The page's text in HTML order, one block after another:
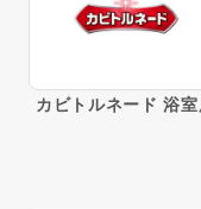
カビトルネード 浴室